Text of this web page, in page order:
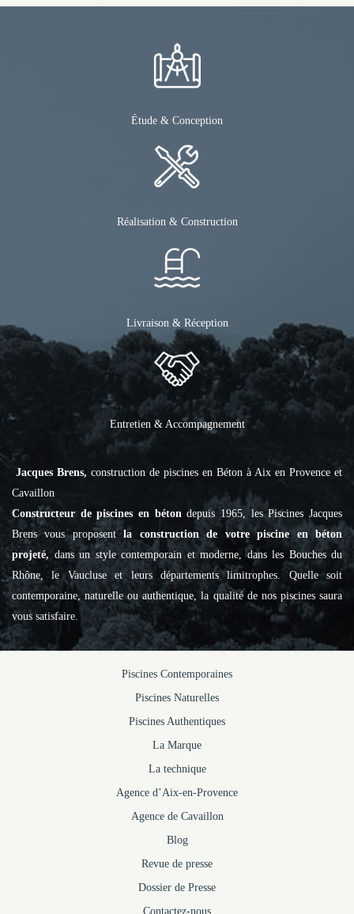
Étude & Conception
Réalisation & Construction
Livraison & Réception
Entretien & Accompagnement
Jacques Brens, construction de piscines en Béton à Aix en Provence et
Cavaillon
Constructeur de piscines en bétondepuis 1965, les Piscines Jacques
Brens vous proposentla construction de votre piscine en béton
projeté, dans un style contemporain et moderne, dans les Bouches du
Rhône, le Vaucluse et leurs départements limitrophes. Quelle soit
contemporaine, naturelle ou authentique, la qualité de nos piscines saura
vous satisfaire.
Piscines Contemporaines
Piscines Naturelles
Piscines Authentiques
La Marque
La technique
Agence d’Aix-en-Provence
Agence de Cavaillon
Blog
Revue de presse
Dossier de Presse
Contactez-nous